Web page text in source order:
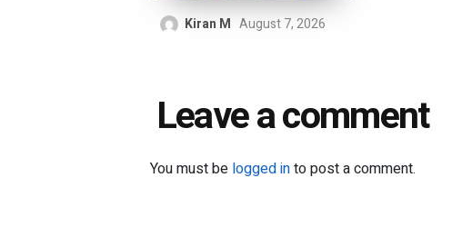
Kiran M August 7, 2026
Leave a comment
You must be logged into post a comment.